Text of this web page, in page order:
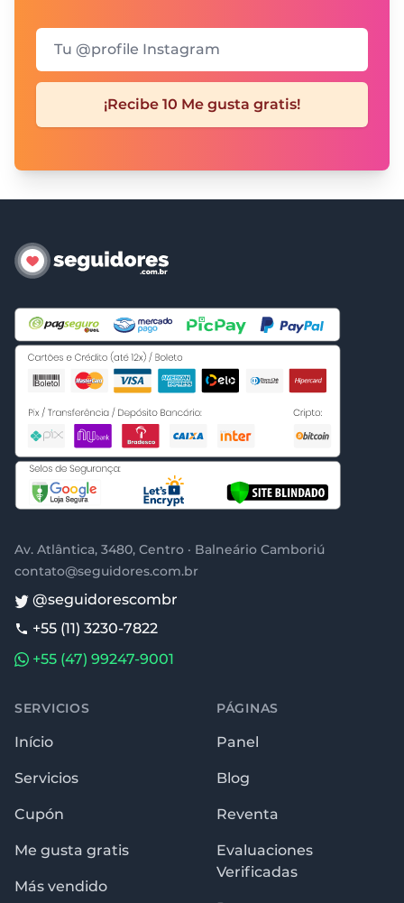
Tu @profile Instagram
¡Recibe 10 Me gusta gratis!
Av. Atlântica, 3480, Centro · Balneário Camboriú
contato@seguidores.com.br
@seguidorescombr
+55 (11) 3230-7822
+55 (47) 99247-9001
SERVICIOS
Início
Servicios
Cupón
Me gusta gratis
Más vendido
PÁGINAS
Panel
Blog
Reventa
Evaluaciones
Verificadas